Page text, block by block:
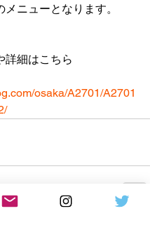
ニューとなります。
詳細はこちら
osaka/A2701/A2701